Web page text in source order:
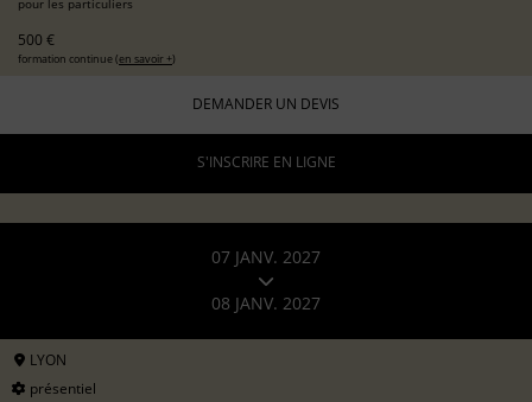
500 €
formation continue (en savoir +)
DEMANDER UN DEVIS
S'INSCRIRE EN LIGNE
07 JANV. 2027
08 JANV. 2027
LYON
présentiel